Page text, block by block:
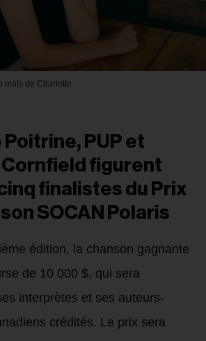
maïs de Charlotte
PUP et
figurent
finalistes du Prix
SOCAN Polaris
édition, la chanson gagnante
de 10 000 $, qui sera
interprètes et ses auteurs-
crédités. Le prix sera